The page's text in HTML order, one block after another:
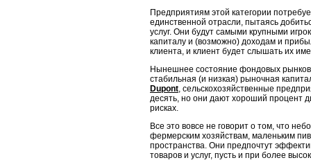
Предприятиям этой категории
единственной отрасли, пы­таясь
услуг. Они будут самыми крупными
ка­питалу и (возможно) доходам и
клиента, и клиент будет слышать их
Нынешнее состояние фондовых
стабильная (и низкая) ры­ночная
Dupont, сельскохозяйственные
десять, но они дают хороший процент
рисках.
Все это вовсе не говорит о том, что
фермерским хозяйствам, маленьким
пространства. Они предпочтут
товаров и услуг, пусть и при более